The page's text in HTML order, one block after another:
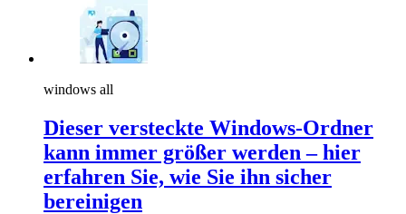
windows all
Dieser versteckte Windows-Ordner
kann immer größer werden – hier
erfahren Sie, wie Sie ihn sicher
bereinigen